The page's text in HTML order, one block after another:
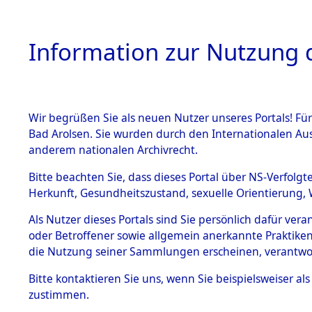
HOME
BESTÄNDE
Inhaftierungsdoku
mente
1.2.9 Beim ITS
verwahrte
1.2.9.1
Effekten aus
0003
Information zur Nutzung
Wir begrüßen Sie als neuen Nutzer unseres Portals!
Bad Arolsen. Sie wurden durch den Internationalen
anderem nationalen Archivrecht.
Bitte beachten Sie, dass dieses Portal über NS-
Herkunft, Gesundheitszustand, sexuelle
Als Nutzer dieses Portals sind Sie persönlich dafür
oder Betroffener sowie allgemein anerkannte
die Nutzung seiner Sammlungen erscheinen,
Bitte kontaktieren Sie uns, wenn Sie beispielsweiser
zustimmen.